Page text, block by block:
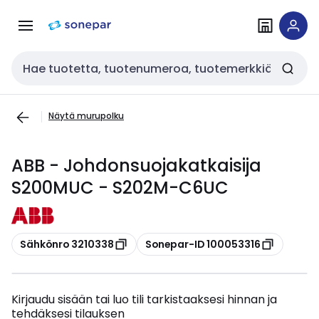
navigointiinsisältöön
Haku
Näytä murupolku
ABB - Johdonsuojakatkaisija
S200MUC - S202M-C6UC
Kopioi
Sähkönro 3210338 Kopioi
Sonepar-ID 100053316
Kirjaudu sisään tai luo tili tarkistaaksesi hinnan ja
tehdäksesi tilauksen